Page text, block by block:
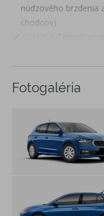
núdzového brzdenia
chodcov)
LANE ASSIST -
EASY LIGHT
DRIVER ALERT -
LED hlavné
predné hmlové
elektrické ovládanie
elektricky
Čítanie dopravných
kontrola tlaku v
Fotogaléria